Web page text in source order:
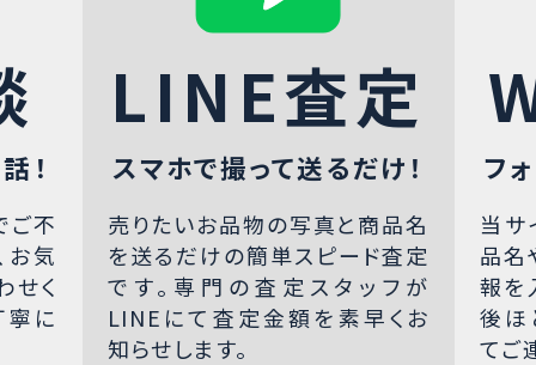
！
ご不
お気
せく
寧に
LINE査定
スマホで撮って送るだけ！
売りたいお品物の写真と商品名
を送るだけの簡単スピード査定
です。専門の査定スタッフが
LINEにて査定金額を素早くお
知らせします。
フ
当サ
品名
報を
後ほ
てご